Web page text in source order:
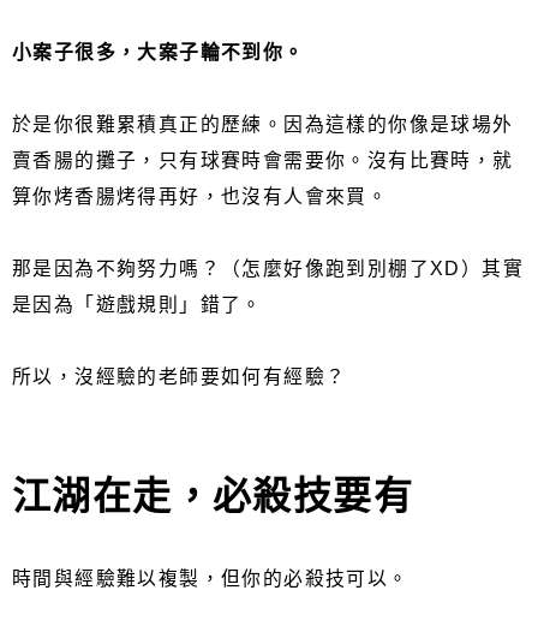
小案子很多，大案子輪不到你。
於是你很難累積真正的歷練。因為這樣的你像是球場外
賣香腸的攤子，只有球賽時會需要你。沒有比賽時，就
算你烤香腸烤得再好，也沒有人會來買。
那是因為不夠努力嗎？（怎麼好像跑到別棚了XD）其實
是因為「遊戲規則」錯了。
所以，沒經驗的老師要如何有經驗？
江湖在走，必殺技要有
時間與經驗難以複製，但你的必殺技可以。